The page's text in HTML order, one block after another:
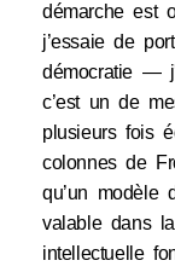
démarche est
j’essaie de
démocratie —
c’est un de
plusieurs fois
colonnes de
qu’un modèle
valable dans
intellectuelle